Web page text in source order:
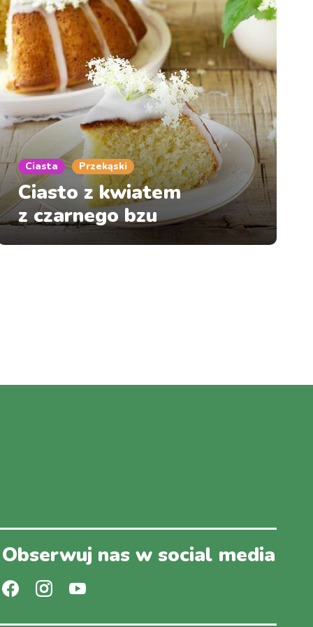
Ciasta Przekąski
Ciasto z kwiatem
z czarnego bzu
Obserwuj nas w social media